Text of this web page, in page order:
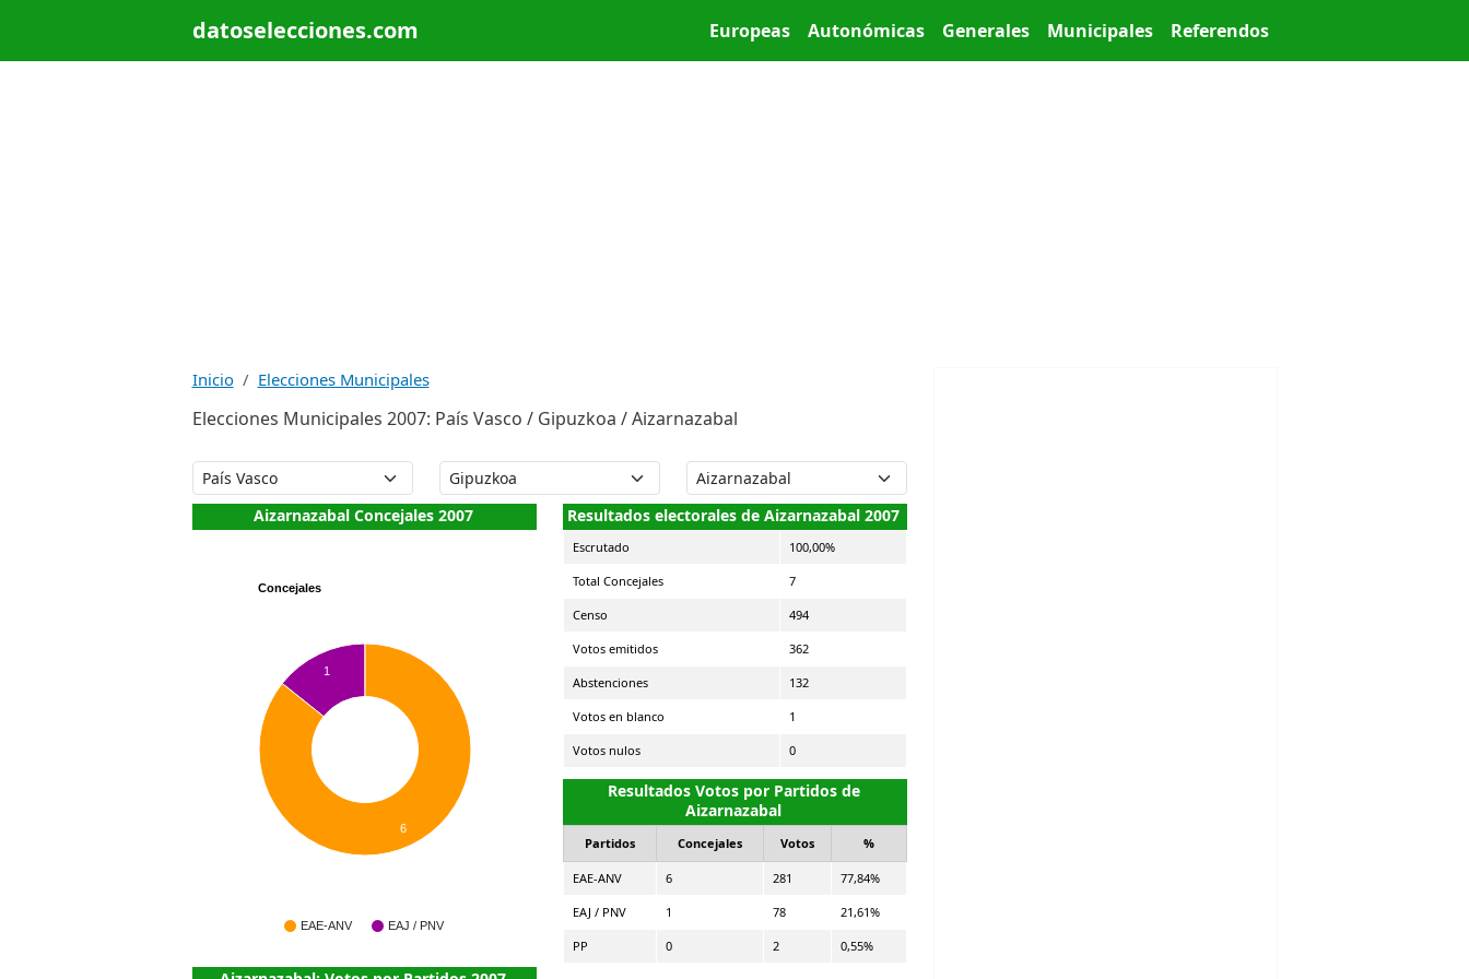
datoselecciones.com Main menu
Europeas Autonómicas Generales Municipales Referendos
Inicio Elecciones Municipales
Elecciones Municipales 2007: País Vasco / Gipuzkoa / Aizarnazabal
Aizarnazabal Concejales 2007
Concejales
EAE-ANV EAJ / PNV
1
6
Resultados electorales de Aizarnazabal 2007
Escrutado 100,00%
Total Concejales 7
Censo 494
Votos emitidos 362
Abstenciones 132
Votos en blanco 1
Votos nulos 0
Resultados Votos por Partidos de
Aizarnazabal
Partidos Concejales Votos %
EAE-ANV 6 281 77,84%
EAJ / PNV 1 78 21,61%
PP 0 2 0,55%